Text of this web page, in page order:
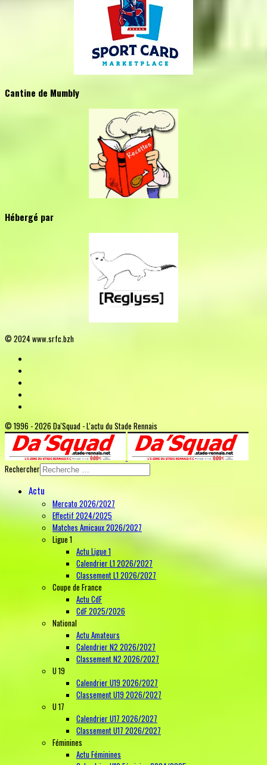
Cantine de Mumbly
Hébergé par
© 2024 www.srfc.bzh
© 1996 - 2026 Da'Squad - L'actu du Stade Rennais
Rechercher
Actu
Mercato 2026/2027
Effectif 2024/2025
Matches Amicaux 2026/2027
Ligue 1
Actu Ligue 1
Calendrier L1 2026/2027
Classement L1 2026/2027
Coupe de France
Actu CdF
CdF 2025/2026
National
Actu Amateurs
Calendrier N2 2026/2027
Classement N2 2026/2027
U 19
Calendrier U19 2026/2027
Classement U19 2026/2027
U 17
Calendrier U17 2026/2027
Classement U17 2026/2027
Féminines
Actu Féminines